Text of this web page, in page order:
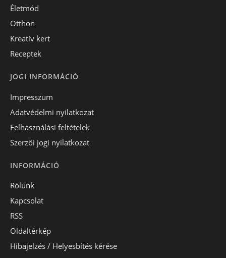
Életmód
Otthon
Kreatív kert
Receptek
JOGI INFORMÁCIÓ
Impresszum
Adatvédelmi nyilatkozat
Felhasználási feltételek
Szerzői jogi nyilatkozat
INFORMÁCIÓ
Rólunk
Kapcsolat
RSS
Oldaltérkép
Hibajelzés / Helyesbítés kérése